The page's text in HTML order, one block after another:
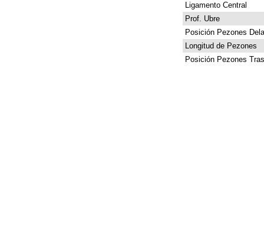
Ligamento Central
Prof. Ubre
Posición Pezones
Longitud de Pezones
Posición Pezones